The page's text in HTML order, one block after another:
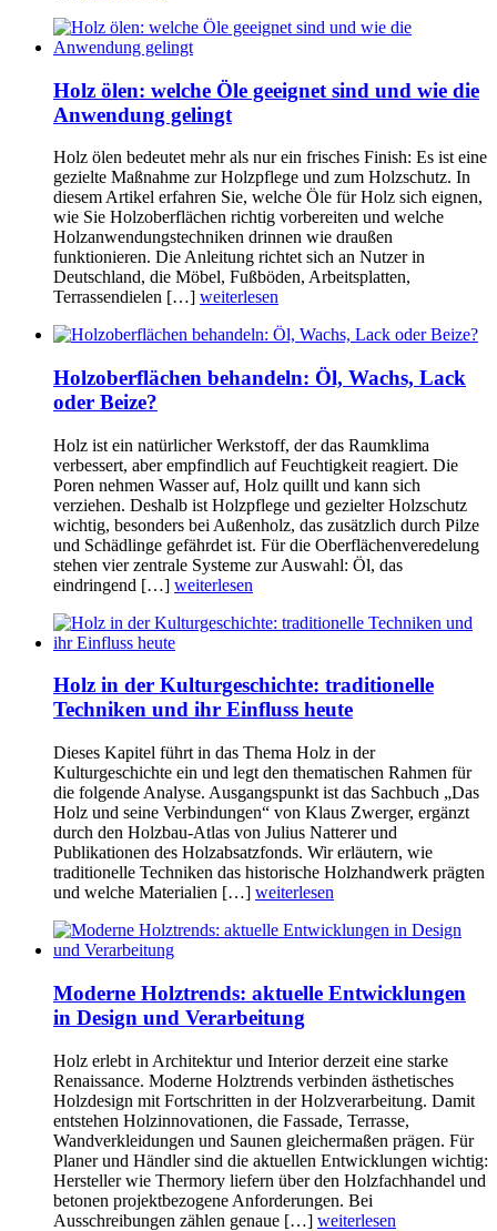
Holz ölen: welche Öle geeignet sind und wie die
Anwendung gelingt
Holz ölen bedeutet mehr als nur ein frisches Finish: Es ist eine
gezielte Maßnahme zur Holzpflege und zum Holzschutz. In
diesem Artikel erfahren Sie, welche Öle für Holz sich eignen,
wie Sie Holzoberflächen richtig vorbereiten und welche
Holzanwendungstechniken drinnen wie draußen
funktionieren. Die Anleitung richtet sich an Nutzer in
Deutschland, die Möbel, Fußböden, Arbeitsplatten,
Terrassendielen […] weiterlesen
Holzoberflächen behandeln: Öl, Wachs, Lack
oder Beize?
Holz ist ein natürlicher Werkstoff, der das Raumklima
verbessert, aber empfindlich auf Feuchtigkeit reagiert. Die
Poren nehmen Wasser auf, Holz quillt und kann sich
verziehen. Deshalb ist Holzpflege und gezielter Holzschutz
wichtig, besonders bei Außenholz, das zusätzlich durch Pilze
und Schädlinge gefährdet ist. Für die Oberflächenveredelung
stehen vier zentrale Systeme zur Auswahl: Öl, das
eindringend […] weiterlesen
Holz in der Kulturgeschichte: traditionelle
Techniken und ihr Einfluss heute
Dieses Kapitel führt in das Thema Holz in der
Kulturgeschichte ein und legt den thematischen Rahmen für
die folgende Analyse. Ausgangspunkt ist das Sachbuch „Das
Holz und seine Verbindungen“ von Klaus Zwerger, ergänzt
durch den Holzbau-Atlas von Julius Natterer und
Publikationen des Holzabsatzfonds. Wir erläutern, wie
traditionelle Techniken das historische Holzhandwerk prägten
und welche Materialien […] weiterlesen
Moderne Holztrends: aktuelle Entwicklungen
in Design und Verarbeitung
Holz erlebt in Architektur und Interior derzeit eine starke
Renaissance. Moderne Holztrends verbinden ästhetisches
Holzdesign mit Fortschritten in der Holzverarbeitung. Damit
entstehen Holzinnovationen, die Fassade, Terrasse,
Wandverkleidungen und Saunen gleichermaßen prägen. Für
Planer und Händler sind die aktuellen Entwicklungen wichtig:
Hersteller wie Thermory liefern über den Holzfachhandel und
betonen projektbezogene Anforderungen. Bei
Ausschreibungen zählen genaue […] weiterlesen